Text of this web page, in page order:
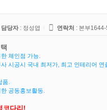
담당자: 정성엽 연락처 : 본부
체인점 가능.
시공시 국내 최저가, 최고 인테리어 연
품.
공동홍보활동.
코다리!